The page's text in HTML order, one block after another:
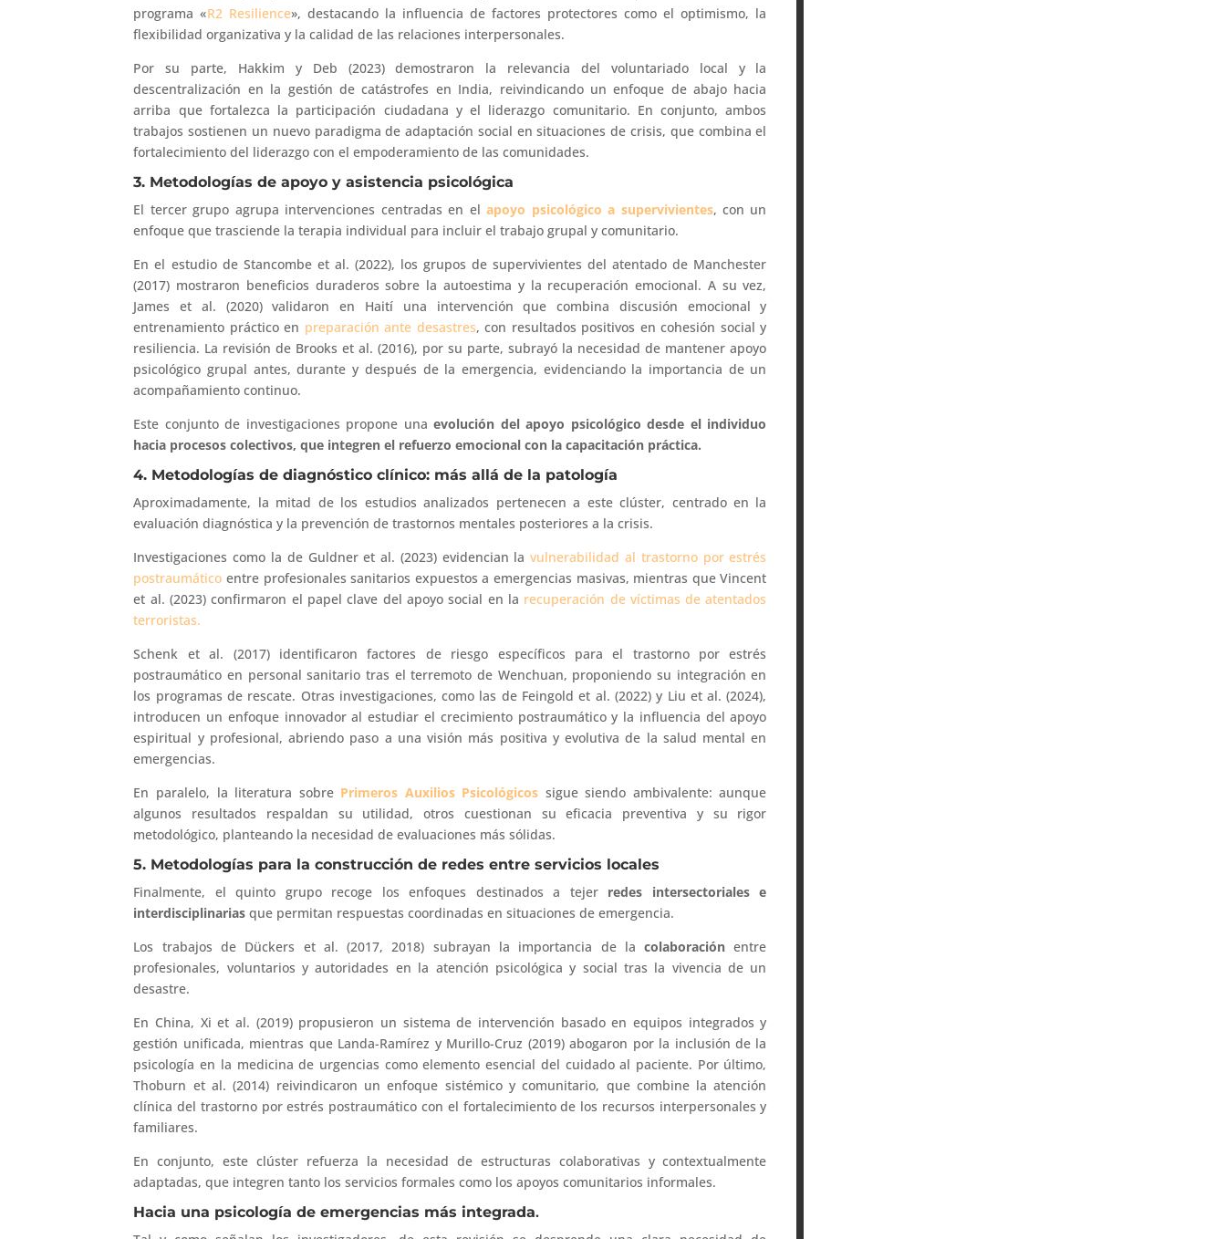
programa «R2 Resilience», destacando la influencia de factores protectores como el optimismo, la
flexibilidad organizativa y la calidad de las relaciones interpersonales.
Por su parte, Hakkim y Deb (2023) demostraron la relevancia del voluntariado local y la
descentralización en la gestión de catástrofes en India, reivindicando un enfoque de abajo hacia
arriba que fortalezca la participación ciudadana y el liderazgo comunitario. En conjunto, ambos
trabajos sostienen un nuevo paradigma de adaptación social en situaciones de crisis, que combina el
fortalecimiento del liderazgo con el empoderamiento de las comunidades.
3. Metodologías de apoyo y asistencia psicológica
El tercer grupo agrupa intervenciones centradas en elapoyo psicológico a supervivientes, con un
enfoque que trasciende la terapia individual para incluir el trabajo grupal y comunitario.
En el estudio de Stancombe et al. (2022), los grupos de supervivientes del atentado de Manchester
(2017) mostraron beneficios duraderos sobre la autoestima y la recuperación emocional. A su vez,
James et al. (2020) validaron en Haití una intervención que combina discusión emocional y
entrenamiento práctico en preparación ante desastres, con resultados positivos en cohesión social y
resiliencia. La revisión de Brooks et al. (2016), por su parte, subrayó la necesidad de mantener apoyo
psicológico grupal antes, durante y después de la emergencia, evidenciando la importancia de un
acompañamiento continuo.
Este conjunto de investigaciones propone unaevolución del apoyo psicológico desde el individuo
hacia procesos colectivos, que integren el refuerzo emocional con la capacitación práctica.
4. Metodologías de diagnóstico clínico: más allá de la patología
Aproximadamente, la mitad de los estudios analizados pertenecen a este clúster, centrado en la
evaluación diagnóstica y la prevención de trastornos mentales posteriores a la crisis.
Investigaciones como la de Guldner et al. (2023) evidencian lavulnerabilidad al trastorno por estrés
postraumático entre profesionales sanitarios expuestos a emergencias masivas, mientras que Vincent
et al. (2023) confirmaron el papel clave del apoyo social en la recuperación de víctimas de atentados
terroristas.
Schenk et al. (2017) identificaron factores de riesgo específicos para el trastorno por estrés
postraumático en personal sanitario tras el terremoto de Wenchuan, proponiendo su integración en
los programas de rescate. Otras investigaciones, como las de Feingold et al. (2022) y Liu et al. (2024),
introducen un enfoque innovador al estudiar el crecimiento postraumático y la influencia del apoyo
espiritual y profesional, abriendo paso a una visión más positiva y evolutiva de la salud mental en
emergencias.
En paralelo, la literatura sobre Primeros Auxilios Psicológicos sigue siendo ambivalente: aunque
algunos resultados respaldan su utilidad, otros cuestionan su eficacia preventiva y su rigor
metodológico, planteando la necesidad de evaluaciones más sólidas.
5. Metodologías para la construcción de redes entre servicios locales
Finalmente, el quinto grupo recoge los enfoques destinados a tejer redes intersectoriales e
interdisciplinarias que permitan respuestas coordinadas en situaciones de emergencia.
Los trabajos de Dückers et al. (2017, 2018) subrayan la importancia de lacolaboraciónentre
profesionales, voluntarios y autoridades en la atención psicológica y social tras la vivencia de un
desastre.
En China, Xi et al. (2019) propusieron un sistema de intervención basado en equipos integrados y
gestión unificada, mientras que Landa-Ramírez y Murillo-Cruz (2019) abogaron por la inclusión de la
psicología en la medicina de urgencias como elemento esencial del cuidado al paciente. Por último,
Thoburn et al. (2014) reivindicaron un enfoque sistémico y comunitario, que combine la atención
clínica del trastorno por estrés postraumático con el fortalecimiento de los recursos interpersonales y
familiares.
En conjunto, este clúster refuerza la necesidad de estructuras colaborativas y contextualmente
adaptadas, que integren tanto los servicios formales como los apoyos comunitarios informales.
Hacia una psicología de emergencias más integrada.